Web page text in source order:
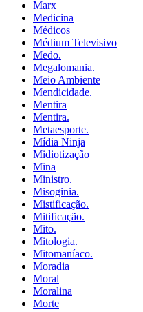
Marx
Medicina
Médicos
Médium Televisivo
Medo.
Megalomania.
Meio Ambiente
Mendicidade.
Mentira
Mentira.
Metaesporte.
Mídia Ninja
Midiotização
Mina
Ministro.
Misoginia.
Mistificação.
Mitificação.
Mito.
Mitologia.
Mitomaníaco.
Moradia
Moral
Moralina
Morte